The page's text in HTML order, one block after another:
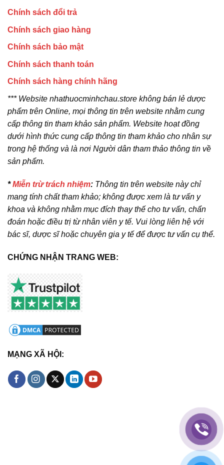
Chính sách đổi trả
Chính sách giao hàng
Chính sách bảo mật
Chính sách thanh toán
Chính sách hàng chính hãng
*** Website nhathuocminhchau.store không bán lẻ dược
phẩm trên Online, mọi thông tin trên website nhằm cung
cấp thông tin tham khảo sản phẩm. Website hoạt đồng
dưới hình thức cung cấp thông tin tham khảo cho nhân sự
trong hệ thống và là nơi Người dân tham thảo thông tin về
sản phẩm.
*Miễn trừ trách nhiệm: Thông tin trên website này chỉ
mang tính chất tham khảo; không được xem là tư vấn y
khoa và không nhằm mục đích thay thế cho tư vấn, chẩn
đoán hoặc điều trị từ nhân viên y tế. Vui lòng liên hệ với
bác sĩ, dược sĩ hoặc chuyên gia y tế để được tư vấn cụ thể.
CHỨNG NHẬN TRANG WEB:
MẠNG XÃ HỘI: